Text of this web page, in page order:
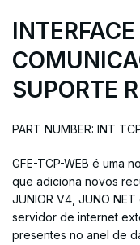
INTERFACE
SUPORTE
PART NUMBER: INT
GFE-TCP-WEB é uma
que adiciona novos
JUNIOR V4, JUNO
servidor de internet
presentes no anel de